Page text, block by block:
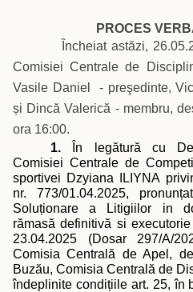
PROCES
Încheiat astăzi,
Comisiei Centrale de
Vasile Daniel - preşedinte,
și Dincă Valerică - membru,
ora 16:00.
1.
În legătură cu
Comisiei Centrale de Competi
sportivei Dzyiana ILIYNA
nr. 773/01.04.2025,
Soluționare a Litigiilor in
rămasă definitivă si
23.04.2025 (Dosar 297/A/
Comisia Centrală de Apel,
Buzău, Comisia Centrală de
îndeplinite condițiile art. 25, în